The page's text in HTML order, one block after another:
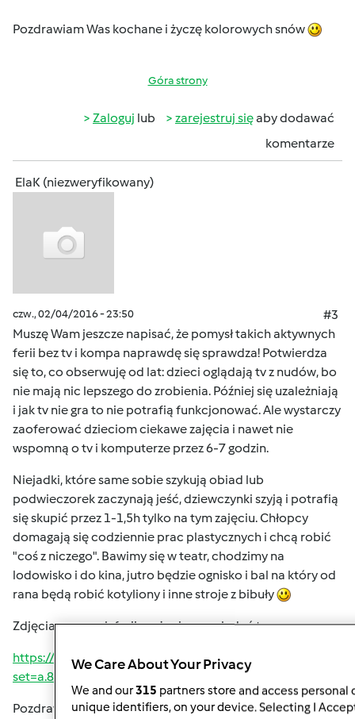
Pozdrawiam Was kochane i życzę kolorowych snów
Góra strony
Zaloguj lub zarejestruj sięaby dodawać
komentarze
ElaK (niezweryfikowany)
czw., 02/04/2016 - 23:50
#3
Muszę Wam jeszcze napisać, że pomysł takich aktywnych
ferii bez tv i kompa naprawdę się sprawdza! Potwierdza
się to, co obserwuję od lat: dzieci oglądają tv z nudów, bo
nie mają nic lepszego do zrobienia. Później się uzależniają
i jak tv nie gra to nie potrafią funkcjonować. Ale wystarczy
zaoferować dzieciom ciekawe zajęcia i nawet nie
wspomną o tv i komputerze przez 6-7 godzin.
Niejadki, które same sobie szykują obiad lub
podwieczorek zaczynają jeść, dziewczynki szyją i potrafią
się skupić przez 1-1,5h tylko na tym zajęciu. Chłopcy
domagają się codziennie prac plastycznych i chcą robić
"coś z niczego". Bawimy się w teatr, chodzimy na
lodowisko i do kina, jutro będzie ognisko i bal na który od
rana będą robić kotyliony i inne stroje z bibuły
Zdjęcia z naszych ferii możecie pooglądać tu:
https://www.facebook.com/media/set/?
Pozdrawiam i idę spać Jutro o 8:00 muszę być na
We Care About Your Privacy
We and our315 partners store and access personal
unique identifiers, on your device. Selecting I